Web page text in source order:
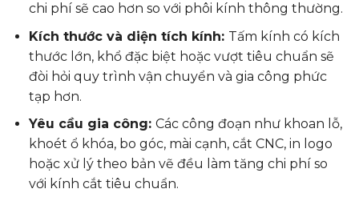
chi phí sẽ cao hơn so với phôi kính thông thường.
Kích thước và diện tích kính: Tấm kính có kích
thước lớn, khổ đặc biệt hoặc vượt tiêu chuẩn sẽ
đòi hỏi quy trình vận chuyển và gia công phức
tạp hơn.
Yêu cầu gia công: Các công đoạn như khoan lỗ,
khoét ổ khóa, bo góc, mài cạnh, cắt CNC, in logo
hoặc xử lý theo bản vẽ đều làm tăng chi phí so
với kính cắt tiêu chuẩn.